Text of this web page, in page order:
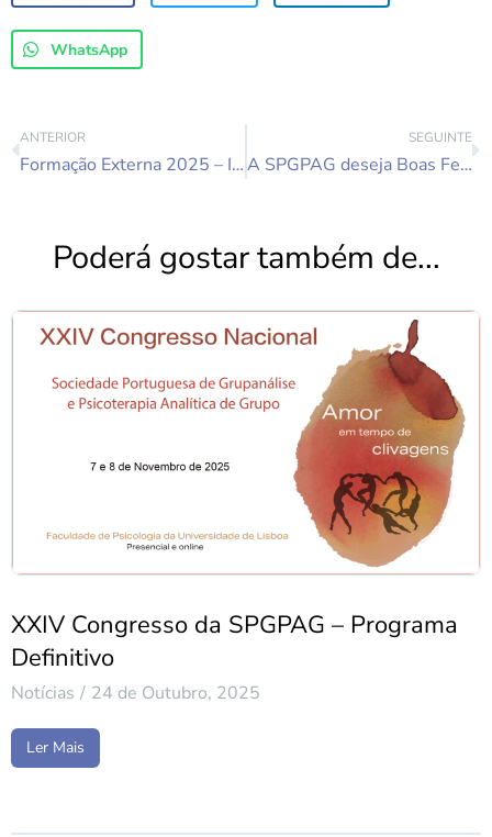
WhatsApp
ANTERIOR
Formação Externa 2025 – Intervenção Grupanalítica na Infertilidade – Janeiro e Fevereiro 2025
SEGUINTE
A SPGPAG deseja Boas Festas
Poderá gostar também de...
XXIV Congresso da SPGPAG – Programa
Definitivo
Notícias 24 de Outubro, 2025
Ler Mais